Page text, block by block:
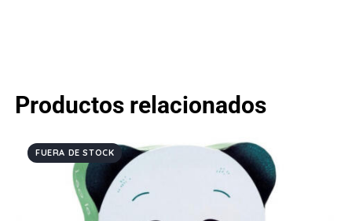
Productos relacionados
FUERA DE STOCK